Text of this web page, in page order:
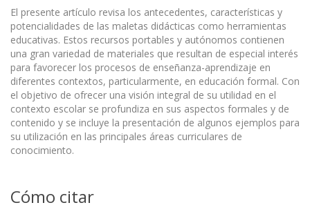
El presente artículo revisa los antecedentes, características y
potencialidades de las maletas didácticas como herramientas
educativas. Estos recursos portables y autónomos contienen
una gran variedad de materiales que resultan de especial interés
para favorecer los procesos de enseñanza-aprendizaje en
diferentes contextos, particularmente, en educación formal. Con
el objetivo de ofrecer una visión integral de su utilidad en el
contexto escolar se profundiza en sus aspectos formales y de
contenido y se incluye la presentación de algunos ejemplos para
su utilización en las principales áreas curriculares de
conocimiento.
Cómo citar